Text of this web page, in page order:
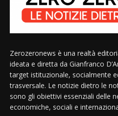
Zerozeronews è una realtà
ideata e diretta da Gianfranco
target istituzionale, socialmente
trasversale. Le notizie dietro le
sono gli obiettivi essenziali delle
economiche, sociali e